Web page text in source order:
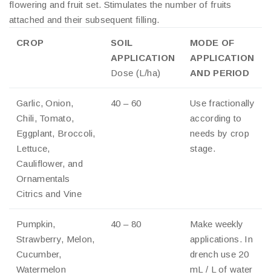
flowering and fruit set. Stimulates the number of fruits
attached and their subsequent filling.
CROP
SOIL
APPLICATION
Dose (L/ha)
MODE OF
APPLICATION
AND PERIOD
Garlic, Onion,
Chili, Tomato,
Eggplant, Broccoli,
Lettuce,
Cauliflower, and
Ornamentals
Citrics and Vine
40 – 60
Use fractionally
according to
needs by crop
stage.
Pumpkin,
Strawberry, Melon,
Cucumber,
Watermelon
40 – 80
Make weekly
applications. In
drench use 20
mL / L of water